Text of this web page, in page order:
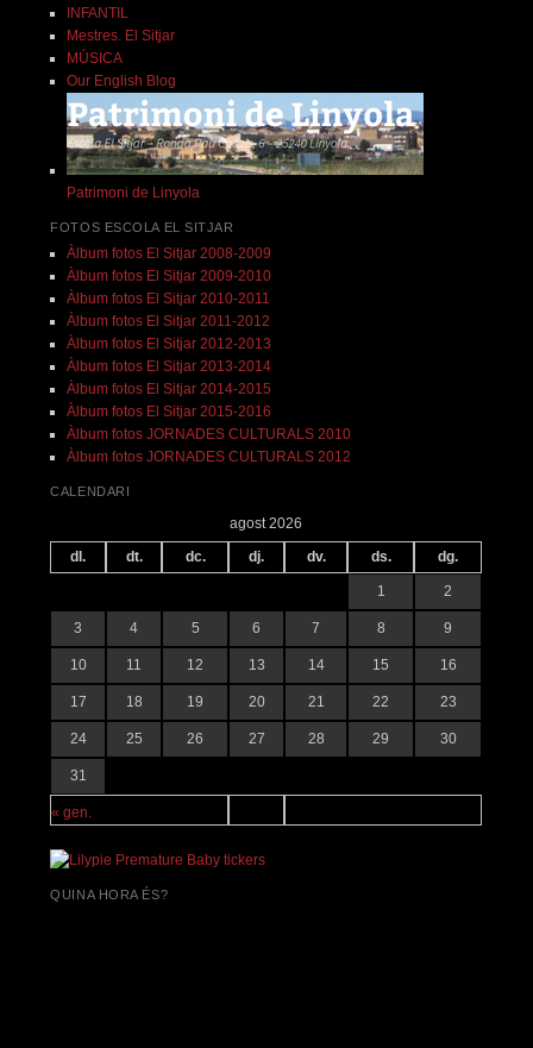
INFANTIL
Mestres. El Sitjar
MÚSICA
Our English Blog
Patrimoni de Linyola
FOTOS ESCOLA EL SITJAR
Àlbum fotos El Sitjar 2008-2009
Àlbum fotos El Sitjar 2009-2010
Àlbum fotos El Sitjar 2010-2011
Àlbum fotos El Sitjar 2011-2012
Àlbum fotos El Sitjar 2012-2013
Àlbum fotos El Sitjar 2013-2014
Àlbum fotos El Sitjar 2014-2015
Àlbum fotos El Sitjar 2015-2016
Àlbum fotos JORNADES CULTURALS 2010
Àlbum fotos JORNADES CULTURALS 2012
CALENDARI
agost 2026
dl. dt. dc. dj. dv. ds. dg.
« gen.
1 2
3 4 5 6 7 8 9
10 11 12 13 14 15 16
17 18 19 20 21 22 23
24 25 26 27 28 29 30
31
QUINA HORA ÉS?